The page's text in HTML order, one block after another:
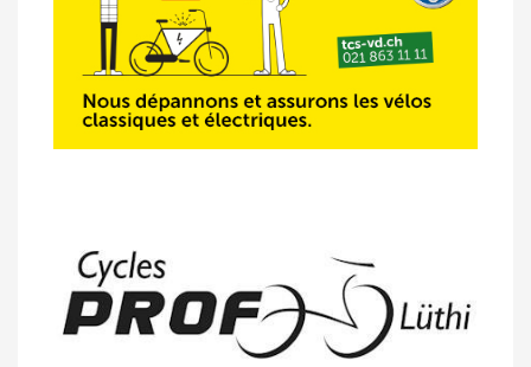
23/04 - Classement Route -4e Pringy -
Moléson (TdC #3)
14/04 -Photos -Les photos du 5e GP
de Semsales